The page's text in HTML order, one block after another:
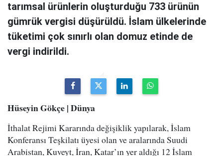
tarımsal ürünlerin oluşturduğu 733 ürünün
gümrük vergisi düşürüldü. İslam ülkelerinde
tüketimi çok sınırlı olan domuz etinde de
vergi indirildi.
Hüseyin Gökçe | Dünya
İthalat Rejimi Kararında değişiklik yapılarak, İslam
Konferansı Teşkilatı üyesi olan ve aralarında Suudi
Arabistan, Kuveyt, İran, Katar’ın yer aldığı 12 İslam